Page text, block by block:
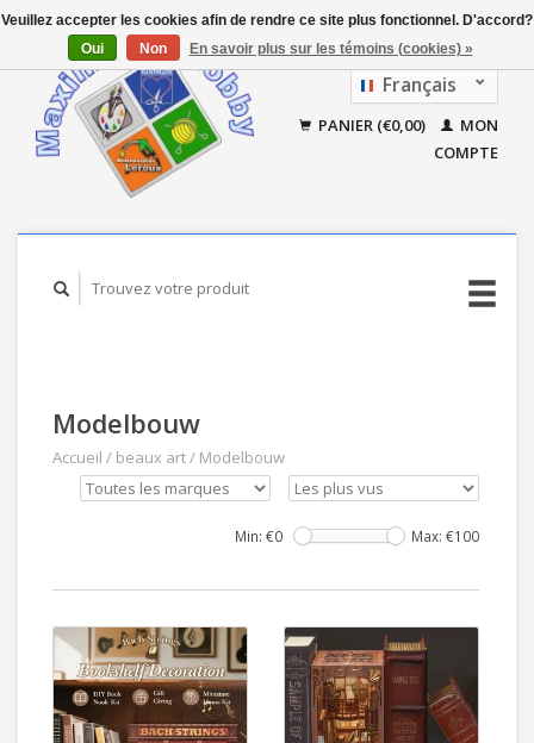
Français
Nederlands
PANIER (€0,00)
MON
COMPTE
Modelbouw
Accueil / beaux art/ Modelbouw
Min: €0 Max: €100
Veuillez accepter les cookies afin de rendre ce site plus fonctionnel. D'accord?
Oui
Non En savoir plus sur les témoins (cookies) »